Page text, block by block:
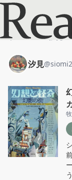
幻
ホーム
汐見
汐見@